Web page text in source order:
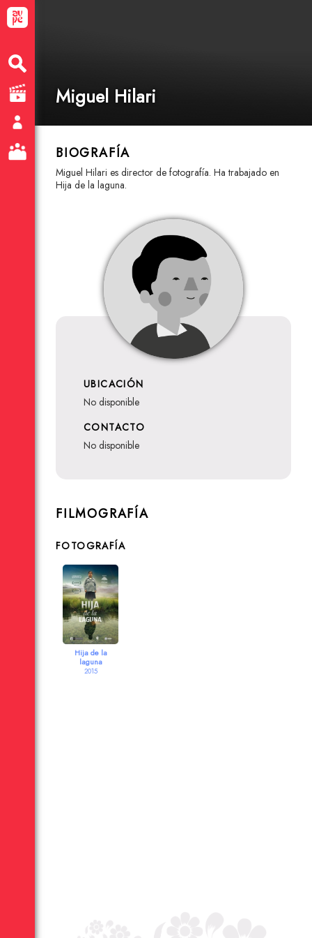
Miguel Hilari
BIOGRAFÍA
Miguel Hilari es director de fotografía. Ha trabajado en
Hija de la laguna.
UBICACIÓN
no disponible
CONTACTO
no disponible
FILMOGRAFÍA
FOTOGRAFÍA
Hija de la
laguna
2015